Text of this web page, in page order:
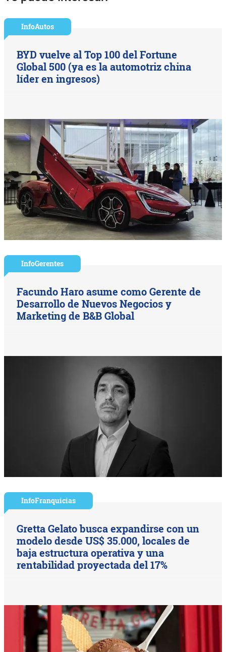
InfoAutos
BYD vuelve al Top 100 del Fortune
Global 500 (ya es la automotriz china
líder en ingresos)
InfoGerentes
Facundo Haro asume como Gerente de
Desarrollo de Nuevos Negocios y
Marketing de B&B Global
InfoFranquicias
Gretta Gelato busca expandirse con un
modelo desde US$ 35.000, locales de
baja estructura operativa y una
rentabilidad proyectada del 17%